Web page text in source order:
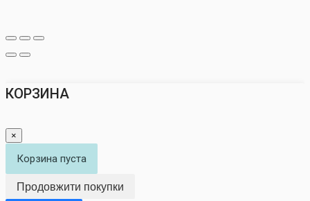
КОРЗИНА
×
Корзина пуста
Продовжити покупки